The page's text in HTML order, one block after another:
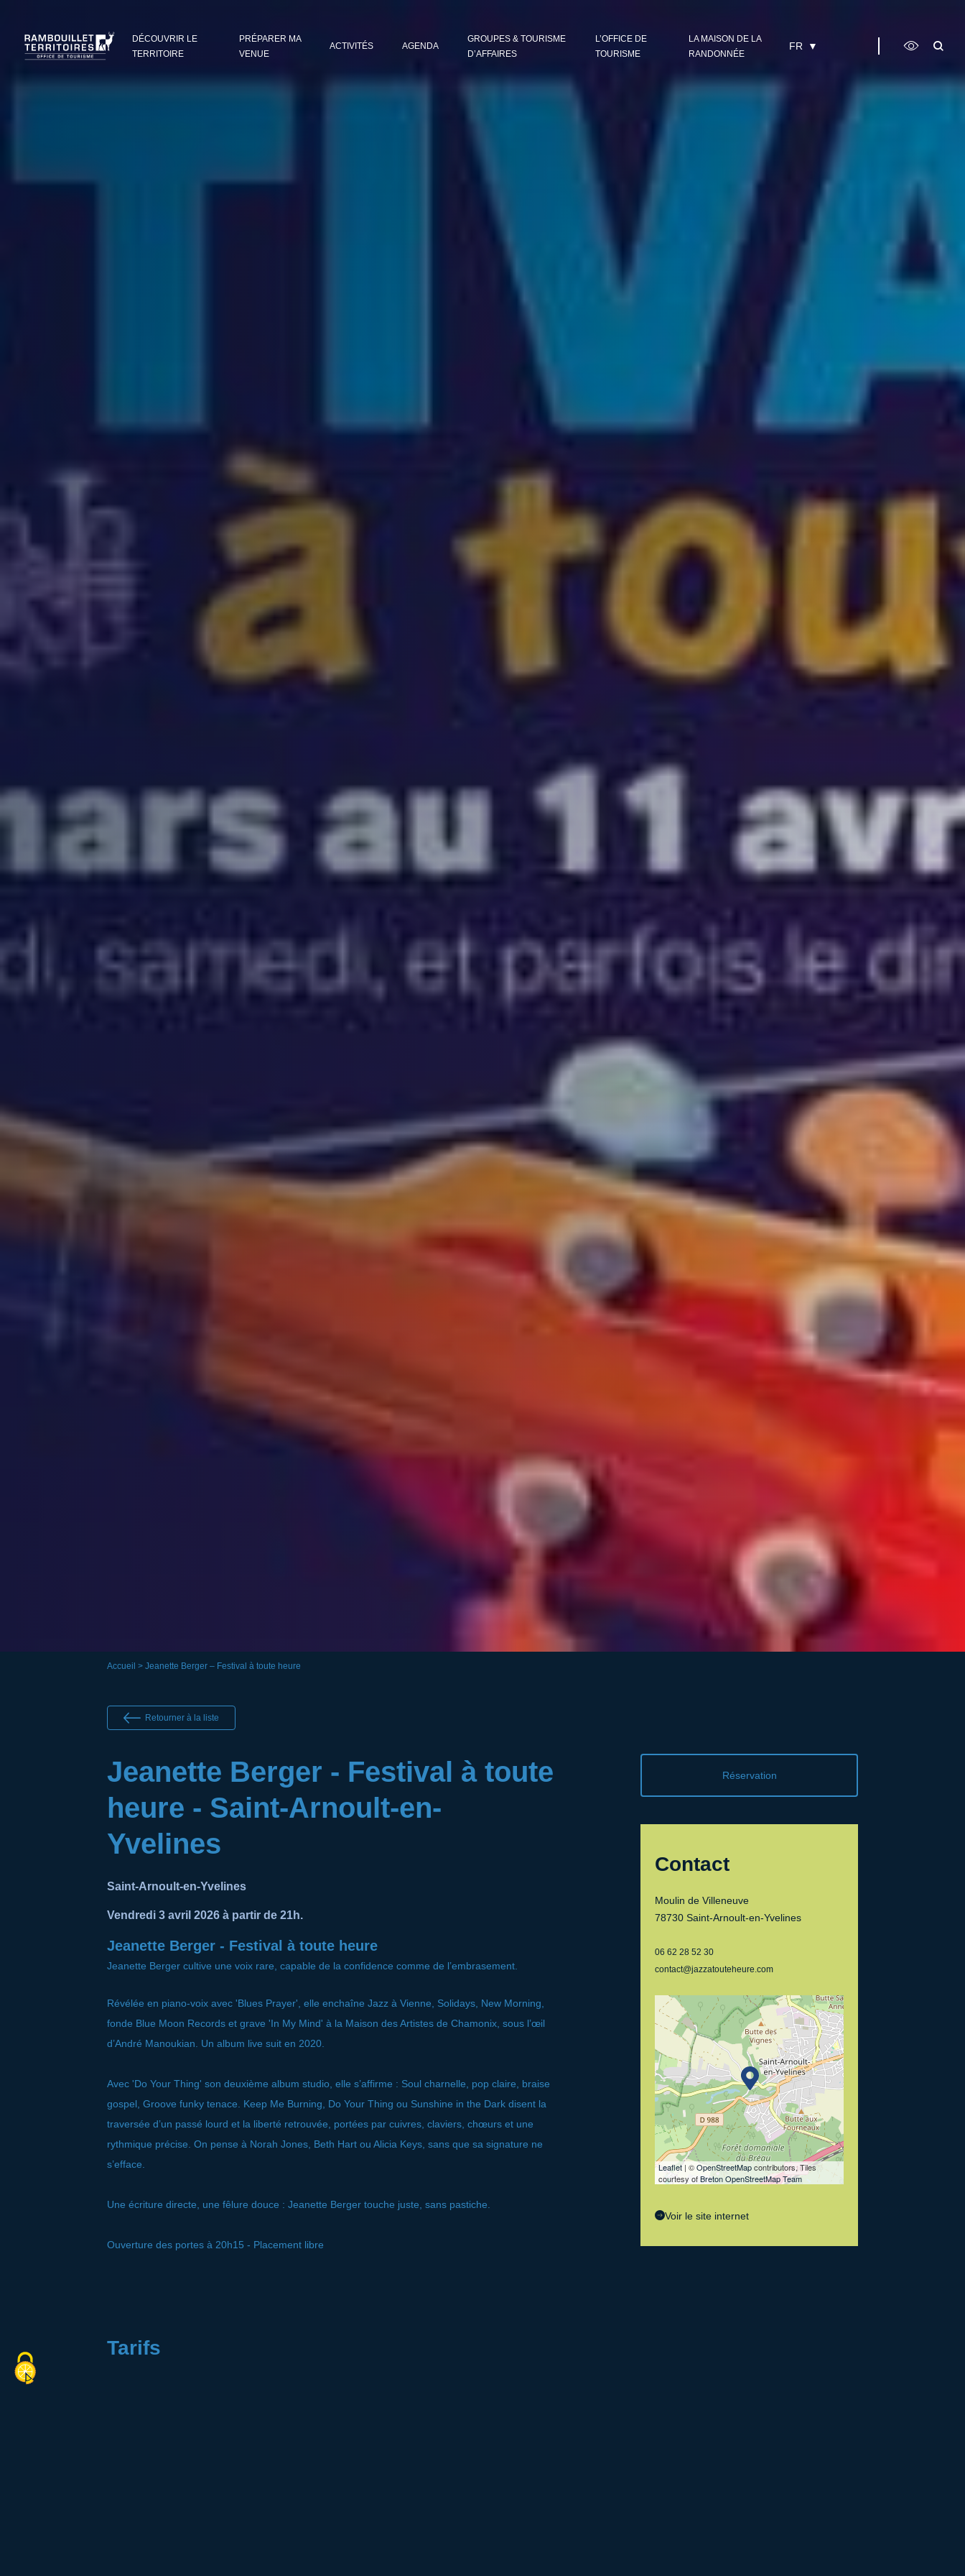
DÉCOUVRIR LE
TERRITOIRE
PRÉPARER MA
VENUE
ACTIVITÉS AGENDA
GROUPES & TOURISME
D’AFFAIRES
L’OFFICE DE
TOURISME
LA MAISON DE LA
RANDONNÉE
FR
Accueil > Jeanette Berger – Festival à toute heure
Retourner à la liste
Jeanette Berger - Festival à toute
heure - Saint-Arnoult-en-
Yvelines
Saint-Arnoult-en-Yvelines
Vendredi 3 avril 2026 à partir de 21h.
Jeanette Berger - Festival à toute heure
Jeanette Berger cultive une voix rare, capable de la confidence comme de l’embrasement.
Révélée en piano-voix avec 'Blues Prayer', elle enchaîne Jazz à Vienne, Solidays, New Morning,
fonde Blue Moon Records et grave 'In My Mind' à la Maison des Artistes de Chamonix, sous l’œil
d’André Manoukian. Un album live suit en 2020.
Avec 'Do Your Thing' son deuxième album studio, elle s’affirme : Soul charnelle, pop claire, braise
gospel, Groove funky tenace. Keep Me Burning, Do Your Thing ou Sunshine in the Dark disent la
traversée d’un passé lourd et la liberté retrouvée, portées par cuivres, claviers, chœurs et une
rythmique précise. On pense à Norah Jones, Beth Hart ou Alicia Keys, sans que sa signature ne
s’efface.
Une écriture directe, une fêlure douce : Jeanette Berger touche juste, sans pastiche.
Ouverture des portes à 20h15 - Placement libre
Tarifs
Réservation
Contact
Moulin de Villeneuve
78730 Saint-Arnoult-en-Yvelines
06 62 28 52 30
contact@jazzatouteheure.com
Leaflet| ©OpenStreetMapcontributors, Tiles
courtesy ofBreton OpenStreetMap Team
Voir le site internet